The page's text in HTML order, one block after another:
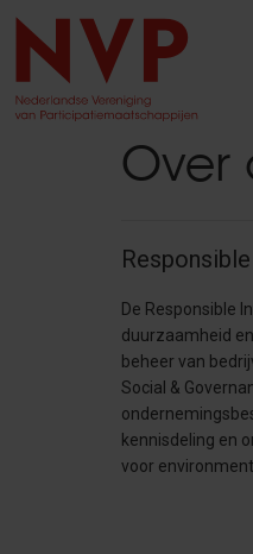
Over
De Responsible
duurzaamheid
beheer van
Social &
kennisdeling en
voor